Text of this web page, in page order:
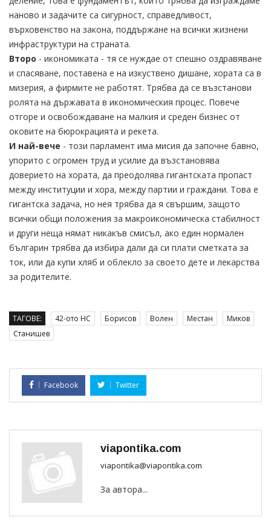
наново и задачите са сигурност, справедливост,
върховенство на закона, поддържане на всички жизнени
инфраструктури на страната.
Второ - икономиката - тя се нуждае от спешно оздравяване
и спасяване, поставена е на изкуствено дишане, хората са в
мизерия, а фирмите не работят. Трябва да се възстанови
ролята на държавата в икономическия процес. Повече
отгоре и освобождаване на малкия и среден бизнес от
оковите на бюрокрацията и рекета.
И най-вече - този парламент има мисия да започне бавно,
упорито с огромен труд и усилие да възстановява
доверието на хората, да преодолява гигантската пропаст
между институции и хора, между партии и граждани. Това е
гигантска задача, но нея трябва да я свършим, защото
всички общи положения за макроикономическа стабилност
и други неща нямат никакъв смисъл, ако един нормален
българин трябва да избира дали да си плати сметката за
ток, или да купи хляб и облекло за своето дете и лекарства
за родителите.
ТАГОВЕ: 42-ото НС Борисов Волен Местан
Миков
Станишев
Facebook Twitter
viapontika.com
viapontika@viapontika.com
За автора...